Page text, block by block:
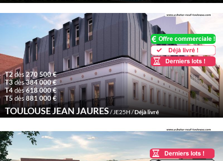
T2 dès 270 500 €
T3 dès384 000 €
T4dès618 000 €
T5 dès 881 000 €
TOULOUSE JEAN JAURES / JE25H /Déjà livré